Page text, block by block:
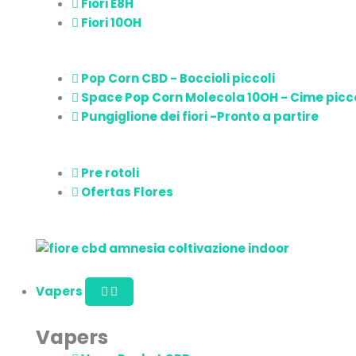
Fiori 10OH
Pop Corn CBD - Boccioli piccoli
Space Pop Corn Molecola 10OH - Cime
Pungiglione dei fiori -Pronto a partire
Pre rotoli
Ofertas Flores
Vapers
Vapers